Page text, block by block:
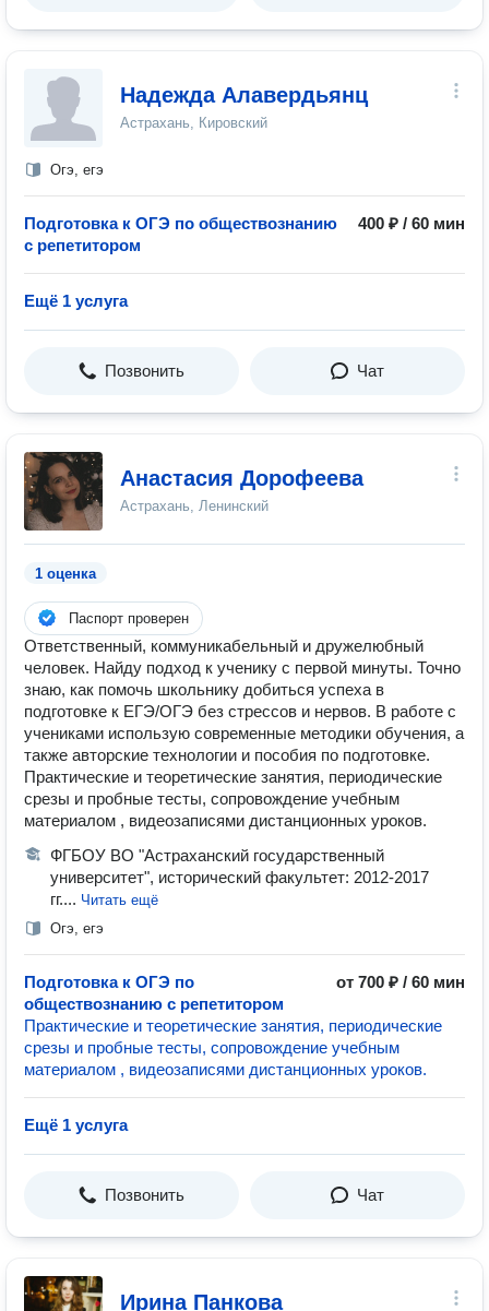
Надежда Алавердьянц
Астрахань, Кировский
Огэ, егэ
Подготовка к ОГЭ по обществознанию
с репетитором
400 ₽ / 60 мин
Ещё 1 услуга
Позвонить Чат
Анастасия Дорофеева
Астрахань, Ленинский
1 оценка
Паспорт проверен
Ответственный, коммуникабельный и дружелюбный
человек. Найду подход к ученику с первой минуты. Точно
знаю, как помочь школьнику добиться успеха в
подготовке к ЕГЭ/ОГЭ без стрессов и нервов. В работе с
учениками использую современные методики обучения, а
также авторские технологии и пособия по подготовке.
Практические и теоретические занятия, периодические
срезы и пробные тесты, сопровождение учебным
материалом , видеозаписями дистанционных уроков.
ФГБОУ ВО "Астраханский государственный
университет", исторический факультет: 2012-2017
гг.... Читать ещё
Огэ, егэ
Подготовка к ОГЭ по
обществознанию с репетитором
от 700 ₽ / 60 мин
Практические и теоретические занятия, периодические
срезы и пробные тесты, сопровождение учебным
материалом , видеозаписями дистанционных уроков.
Ещё 1 услуга
Позвонить Чат
Ирина Панкова